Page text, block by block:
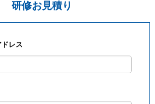
研修お見積り
レス